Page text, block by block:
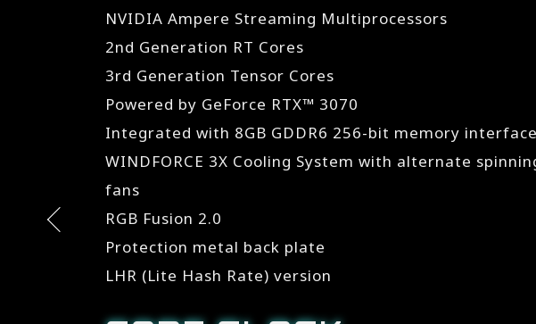
NVIDIA Ampere Streaming Multiprocessors
2nd Generation RT Cores
3rd Generation Tensor Cores
Powered by GeForce RTX™ 3070
Integrated with 8GB GDDR6 256-bit memory interface
WINDFORCE 3X Cooling System with alternate
fans
RGB Fusion 2.0
Protection metal back plate
LHR (Lite Hash Rate) version